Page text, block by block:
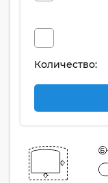
Количество: